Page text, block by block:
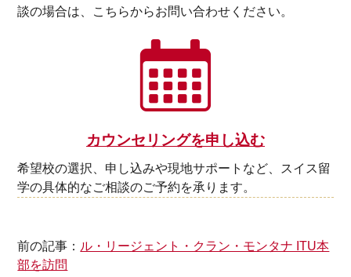
談の場合は、こちらからお問い合わせください。
カウンセリングを申し込む
希望校の選択、申し込みや現地サポートなど、スイス留
学の具体的なご相談のご予約を承ります。
前の記事： ル・リージェント・クラン・モンタナ ITU本
部を訪問